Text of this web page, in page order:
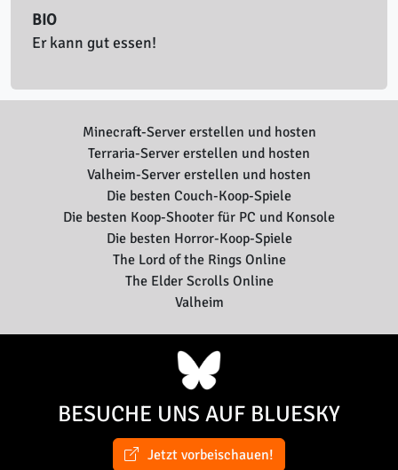
BIO
Er kann gut essen!
Minecraft-Server erstellen und hosten
Terraria-Server erstellen und hosten
Valheim-Server erstellen und hosten
Die besten Couch-Koop-Spiele
Die besten Koop-Shooter für PC und Konsole
Die besten Horror-Koop-Spiele
The Lord of the Rings Online
The Elder Scrolls Online
Valheim
BESUCHE UNS AUF BLUESKY
Jetzt vorbeischauen!